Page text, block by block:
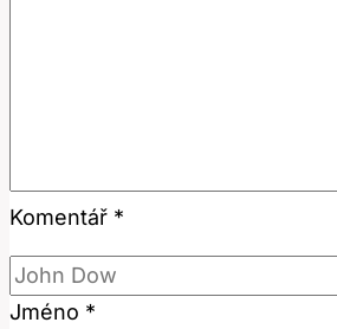
Komentář *
Jméno *